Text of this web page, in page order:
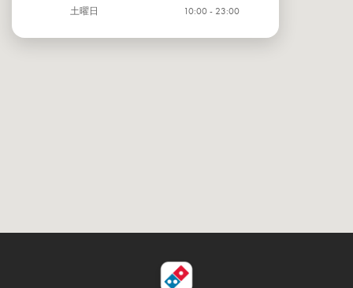
土曜日
10:00 - 23:00